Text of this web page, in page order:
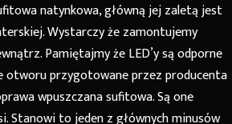
natynkowa, główną jej zaletą jest
Wystarczy że zamontujemy
Pamiętajmy że LED’y są odporne
otworu przygotowane przez producenta
wpuszczana sufitowa. Są one
Stanowi to jeden z głównych minusów